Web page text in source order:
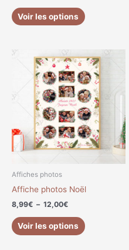
Voir les options
produit
Affiches photos
Affiche photos Noël
8,99€ – 12,00€
de
prix :
8,99€
à
12,00€
Voir les options
Ce
produit
a
plusieurs
variations.
Les
options
peuvent
sur
du